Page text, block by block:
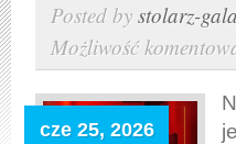
Posted by stolarz-
Możliwość
cze 25, 2026